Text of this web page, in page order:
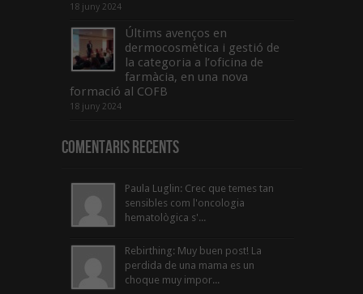
18 juny 2024
Últims avenços en
dermocosmètica i gestió de
la categoria a l’oficina de
farmàcia, en una nova
formació al COFB
18 juny 2024
Comentaris Recents
Paula Luglin: Crec que temes tan
sensibles com l'oncologia
hematològica s'...
Rebirthing: Muy buen post! La
perdida de una mama es un
choque muy impor...